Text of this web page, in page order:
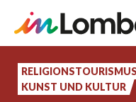
zum
Inhalt
RELIGIONSTOURISMUS
KUNST UND KULTUR